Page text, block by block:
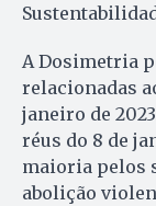
A Dosimetria
relacionadas
janeiro de
réus do 8 de
maioria pelos
abolição